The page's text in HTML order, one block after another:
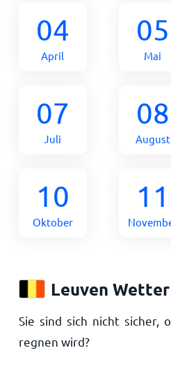
04
April
05
Mai
07
Juli
08
August
10
Oktober
11
Leuven
Sie sind sich nicht sicher,
regnen wird?